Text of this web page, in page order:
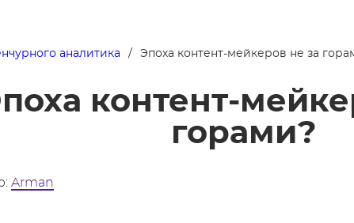
аналитика Эпоха контент-мейкеров не за
контент-
горами?
Arman